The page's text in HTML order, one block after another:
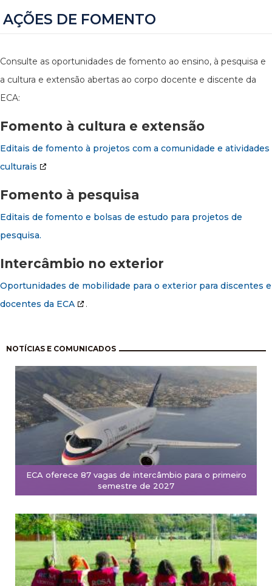
AÇÕES DE FOMENTO
Consulte as oportunidades de fomento ao ensino, à pesquisa e
a cultura e extensão abertas ao corpo docente e discente da
ECA:
Fomento à cultura e extensão
Editais de fomento à projetos com a comunidade e atividades
culturais
Fomento à pesquisa
Editais de fomento e bolsas de estudo para projetos de
pesquisa.
Intercâmbio no exterior
Oportunidades de mobilidade para o exterior para discentes e
docentes da ECA
.
NOTÍCIAS E COMUNICADOS
ECA oferece 87 vagas de intercâmbio para o primeiro
semestre de 2027
Paginação